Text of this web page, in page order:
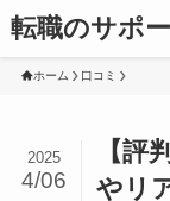
転職のサポ
ホーム 口コミ
【評
やリ
2025
4/06